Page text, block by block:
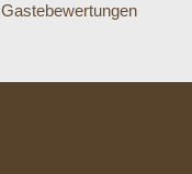
Gastebewertungen